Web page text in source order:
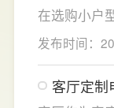
方案，为小
在选购小户
过滤能力、
更能适配小
高精度过滤
备，能够深
发布时间：
客厅定制
制电视柜